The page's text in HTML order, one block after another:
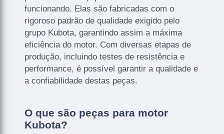
funcionando. Elas são fabricadas com o
rigoroso padrão de qualidade exigido pelo
grupo Kubota, garantindo assim a máxima
eficiência do motor. Com diversas etapas de
produção, incluindo testes de resistência e
performance, é possível garantir a qualidade e
a confiabilidade destas peças.
O que são peças para motor
Kubota?